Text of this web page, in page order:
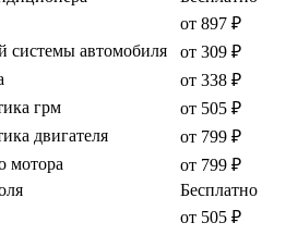
от 897 ₽
системы автомобиля
от 309 ₽
от 338 ₽
грм
от 505 ₽
двигателя
от 799 ₽
мотора
от 799 ₽
Бесплатно
от 505 ₽